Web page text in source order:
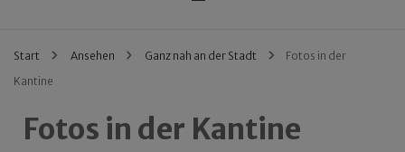
Start Ansehen Ganz nah an der Stadt
Fotos in der
Kantine
Fotos in der Kantine